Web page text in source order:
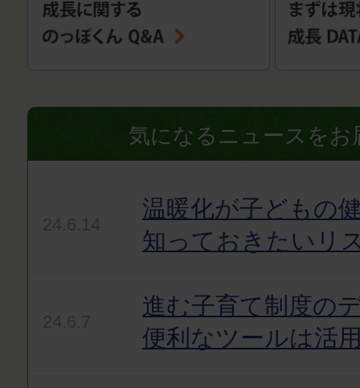
気になるニュースをお
温暖化が子どもの
知っておきたいリ
進む子育て制度の
便利なツールは活